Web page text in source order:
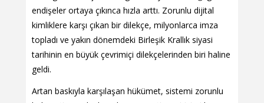
endişeler ortaya çıkınca hızla arttı. Zorunlu dijital
kimliklere karşı çıkan bir dilekçe, milyonlarca imza
topladı ve yakın dönemdeki Birleşik Krallık siyasi
tarihinin en büyük çevrimiçi dilekçelerinden biri haline
geldi.
Artan baskıyla karşılaşan hükümet, sistemi zorunlu